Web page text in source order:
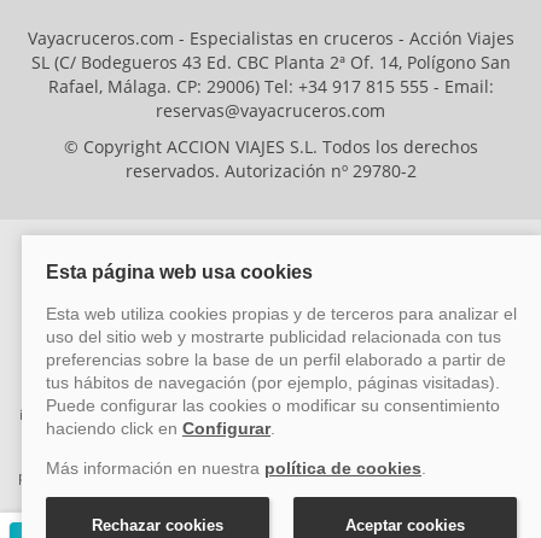
Vayacruceros.com - Especialistas en cruceros - Acción Viajes
SL (C/ Bodegueros 43 Ed. CBC Planta 2ª Of. 14, Polígono San
Rafael, Málaga. CP: 29006) Tel: +34 917 815 555 - Email:
reservas@vayacruceros.com
© Copyright ACCION VIAJES S.L. Todos los derechos
reservados. Autorización nº 29780-2
ACCION VIAJES SL ha sido beneficiaria del Fondo Europeo de Desarrollo
Regional (FEDER), cuyo objetivo es mejorar la competitividad de las pymes
mediante el impulso de la innovación, el desarrollo tecnológico, la
investigación de calidad y el uso seguro y fiable del ciberespacio. Gracias a
esta financiación, la empresa ha puesto en marcha un Plan de Acción
promoviendo la innovación y la ciberseguridad. Para ello, ha contado con el
apoyo de los programas Pyme Innova y Pyme Cibersegura de la Cámara
de Comercio de Málaga. #EuropaSeSiente